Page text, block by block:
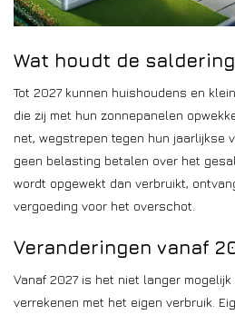
Wat houdt de
Tot 2027 kunnen huishoudens en
die zij met hun zonnepanelen
net, wegstrepen tegen hun jaarlijkse
geen belasting betalen over het
wordt opgewekt dan verbruikt,
vergoeding voor het overschot.
Veranderingen vanaf
Vanaf 2027 is het niet langer
verrekenen met het eigen verbruik.